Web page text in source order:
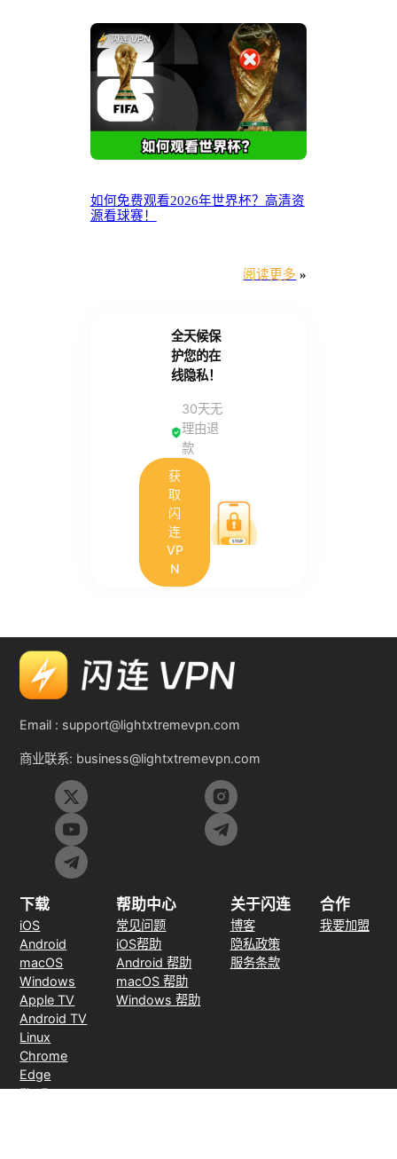
如何免费观看2026年世界杯？高清资
源看球赛！
阅读更多 »
全天候保
护您的在
线隐私！
30天无
理由退
款
获
取
闪
连
VP
N
Email : support@lightxtremevpn.com
商业联系: business@lightxtremevpn.com
下载
iOS
Android
macOS
Windows
Apple TV
Android TV
Linux
Chrome
Edge
FireFox
帮助中心
常见问题
iOS帮助
Android 帮助
macOS 帮助
Windows 帮助
关于闪连
博客
隐私政策
服务条款
合作
我要加盟